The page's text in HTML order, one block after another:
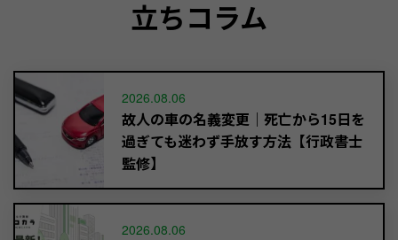
立ちコラム
2026.08.06
故人の車の名義変更｜死亡から15日を
過ぎても迷わず手放す方法【行政書士
監修】
2026.08.06